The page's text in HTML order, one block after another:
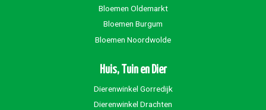
Bloemen Oldemarkt
Bloemen Burgum
Bloemen Noordwolde
Huis, Tuin en Dier
Dierenwinkel Gorredijk
Dierenwinkel Drachten